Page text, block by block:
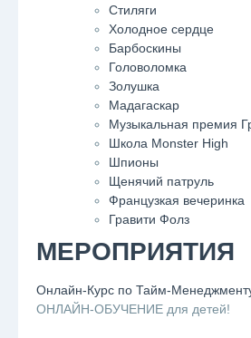
Стиляги
Холодное сердце
Барбоскины
Головоломка
Золушка
Мадагаскар
Музыкальная премия
Школа Monster High
Шпионы
Щенячий патруль
Французкая вечеринка
Гравити Фолз
МЕРОПРИЯТИЯ
Онлайн-Курс по Тайм-
ОНЛАЙН-ОБУЧЕНИЕ для детей!